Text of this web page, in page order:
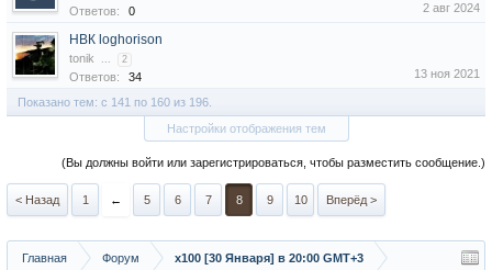
Ответов:
0 2 авг 2024
НВК loghorison
tonik ... 2
Ответов: 34 13 ноя 2021
Показано тем: с 141 по 160 из 196.
Настройки отображения тем
(Вы должны войти или зарегистрироваться, чтобы разместить сообщение.)
< Назад 1 ← 5 6 7 8 9 10 Вперёд >
Главная Форум х100 [30 Января] в 20:00 GMT+3